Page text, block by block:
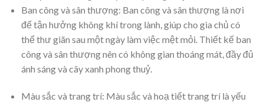
trí phù hợp để có thể thoát khí. Đồng thời, tối kỵ đặc bếp
hướng thẳng cửa phòng ngủ hay phòng vệ sinh.
mát, đầy đủ ánh sáng và cây xanh phong thuỷ